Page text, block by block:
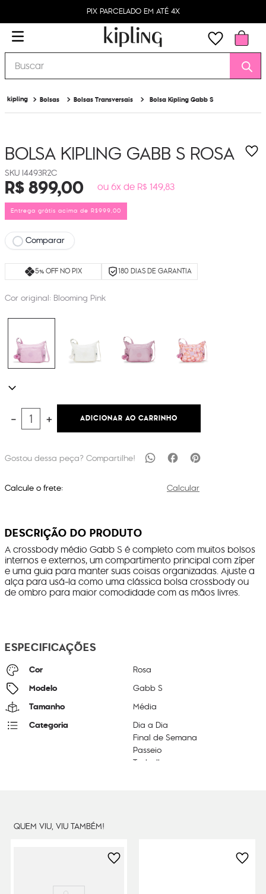
PIX PARCELADO EM ATÉ 4X
Buscar
Bolsas Bolsas Transversais Bolsa Kipling Gabb S
BOLSA KIPLING GABB SROSA
I4493R2C
R$899,00 ou 6x de R$ 149,83
Entrega grátis acima de R$999,00
Comparar
5% OFF NO PIX 180 DIAS DE GARANTIA
Cor original: Blooming Pink
＋
－ ADICIONAR AO CARRINHO
Calcule o frete: Calcular
DESCRIÇÃO DO PRODUTO
A crossbody médio Gabb S é completo com muitos bolsos
internos e externos, um compartimento principal com zíper
e uma guia para manter suas coisas organizadas. Ajuste a
alça para usá-la como uma clássica bolsa crossbody ou
de ombro para maior comodidade com as mãos livres.
ESPECIFICAÇÕES
Cor Rosa
Modelo Gabb S
Tamanho Média
Categoria
Dia a Dia
Final de Semana
Passeio
Trabalho
Peso
QUEM VIU, VIU TAMBÉM!